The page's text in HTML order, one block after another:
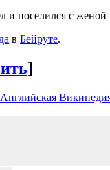
и поселился с женой
в Бейруте.
]
Английская